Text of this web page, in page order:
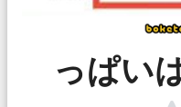
っぱい